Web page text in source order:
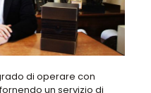
di operare con
un servizio di